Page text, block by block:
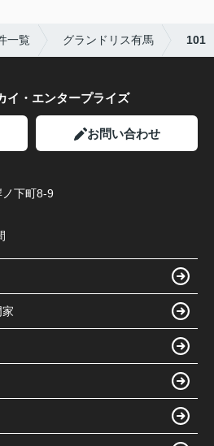
一覧 グランドリス有馬 101
イ・エンタープライズ
お問い合わせ
下町8-9